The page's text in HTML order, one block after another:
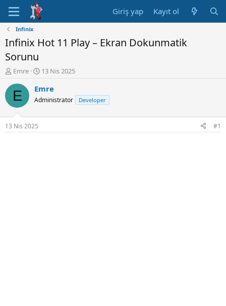
Giriş yap Kayıt ol
Infinix
Infinix Hot 11 Play – Ekran Dokunmatik
Sorunu
K
n
u
y
u
B
a
Emre
B
ş
l
n
ı
13 Nis 2025
E Emre
Administrator Developer
13 Nis 2025 #1